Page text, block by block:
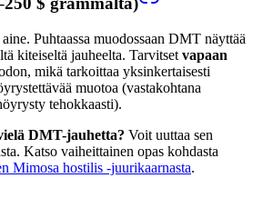
Puhtaassa muodossaan DMT näyttää
kiteiseltä jauheelta. Tarvitset vapaan
mikä tarkoittaa yksinkertaisesti
muotoa (vastakohtana
tehokkaasti).
DMT-jauhetta? Voit uuttaa sen
Katso vaiheittainen opas kohdasta
Mimosa hostilis -juurikaarnasta.